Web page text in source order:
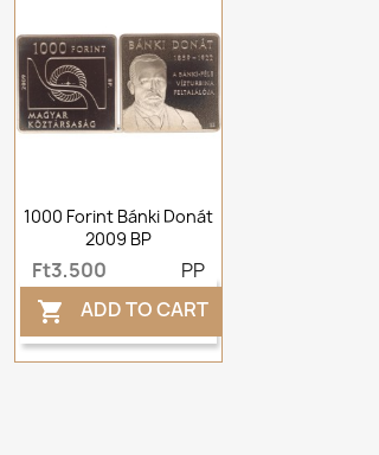
1000 Forint Bánki Donát
2009 BP
Ft3,500 PP
 ADD TO CART